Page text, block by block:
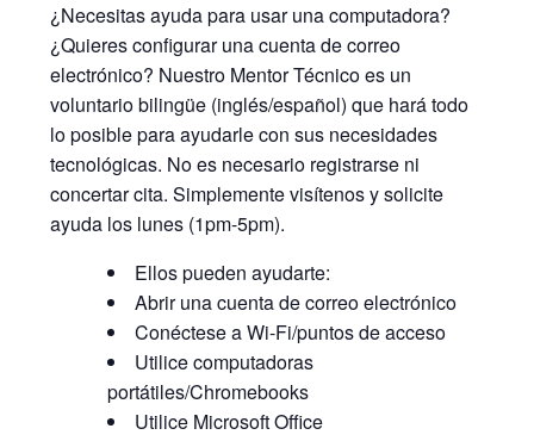
¿Necesitas ayuda para usar una computadora?
¿Quieres configurar una cuenta de correo
electrónico? Nuestro Mentor Técnico es un
voluntario bilingüe (inglés/español) que hará todo
lo posible para ayudarle con sus necesidades
tecnológicas. No es necesario registrarse ni
concertar cita. Simplemente visítenos y solicite
ayuda los lunes (1pm-5pm).
Ellos pueden ayudarte:
Abrir una cuenta de correo electrónico
Conéctese a Wi-Fi/puntos de acceso
Utilice computadoras
portátiles/Chromebooks
Utilice Microsoft Office